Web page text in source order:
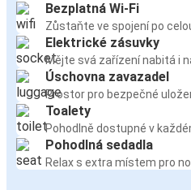
Bezplatná Wi-Fi
Zůstaňte ve spojení po
Elektrické zásuvky
Mějte svá zařízení nabitá i
Úschovna zavazadel
Prostor pro bezpečné
Toalety
Pohodlně dostupné v
Pohodlná sedadla
Relax s extra místem pro